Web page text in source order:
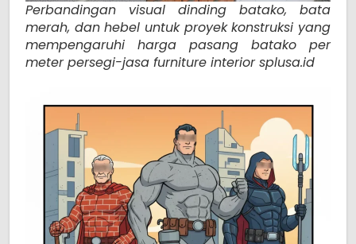
Perbandingan visual dinding batako, bata
merah, dan hebel untuk proyek konstruksi yang
mempengaruhi harga pasang batako per
meter persegi-jasa furniture interior splusa.id